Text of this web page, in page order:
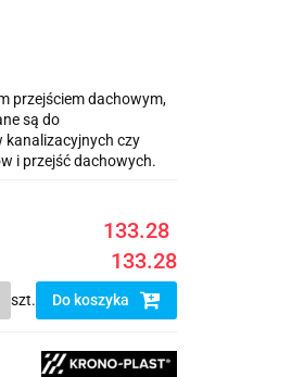
przejściem dachowym,
są do
kanalizacyjnych czy
i przejść dachowych.
133.28
133.28
szt. Do koszyka